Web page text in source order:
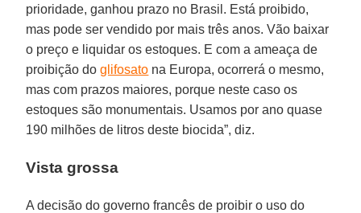
prioridade, ganhou prazo no Brasil. Está proibido,
mas pode ser vendido por mais três anos. Vão baixar
o preço e liquidar os estoques. E com a ameaça de
proibição doglifosato na Europa, ocorrerá o mesmo,
mas com prazos maiores, porque neste caso os
estoques são monumentais. Usamos por ano quase
190 milhões de litros deste biocida”, diz.
Vista grossa
A decisão do governo francês de proibir o uso do